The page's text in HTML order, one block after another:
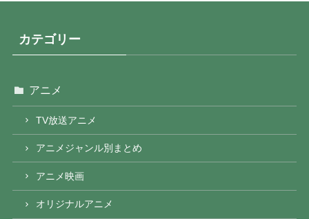
カテゴリー
アニメ
TV放送アニメ
アニメジャンル別まとめ
アニメ映画
オリジナルアニメ